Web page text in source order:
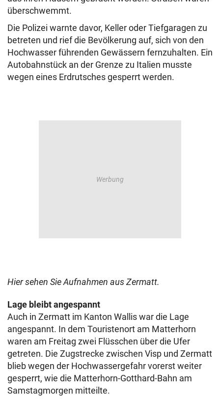
überschwemmt.
Die Polizei warnte davor, Keller oder Tiefgaragen zu
betreten und rief die Bevölkerung auf, sich von den
Hochwasser führenden Gewässern fernzuhalten. Ein
Autobahnstück an der Grenze zu Italien musste
wegen eines Erdrutsches gesperrt werden.
Hier sehen Sie Aufnahmen aus Zermatt.
Lage bleibt angespannt
Auch in Zermatt im Kanton Wallis war die Lage
angespannt. In dem Touristenort am Matterhorn
waren am Freitag zwei Flüsschen über die Ufer
getreten. Die Zugstrecke zwischen Visp und Zermatt
blieb wegen der Hochwassergefahr vorerst weiter
gesperrt, wie die Matterhorn-Gotthard-Bahn am
Samstagmorgen mitteilte.